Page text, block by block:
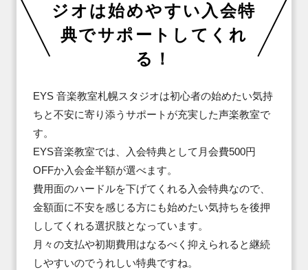
ジオは始めやすい入会特
典でサポートしてくれ
る！
EYS 音楽教室札幌スタジオは初心者の始めたい気持
ちと不安に寄り添うサポートが充実した声楽教室で
す。
EYS音楽教室では、入会特典として月会費500円
OFFか入会金半額が選べます。
費用面のハードルを下げてくれる入会特典なので、
金額面に不安を感じる方にも始めたい気持ちを後押
ししてくれる選択肢となっています。
月々の支払や初期費用はなるべく抑えられると継続
しやすいのでうれしい特典ですね。